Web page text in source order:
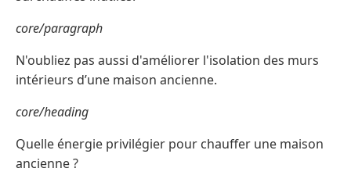
core/paragraph
N'oubliez pas aussi d'améliorer l'isolation des murs
intérieurs d’une maison ancienne.
core/heading
Quelle énergie privilégier pour chauffer une maison
ancienne ?